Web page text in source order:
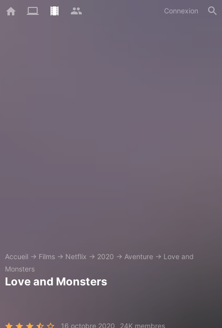
Connexion
Accueil → Films → Netflix → 2020 → Aventure → Love and
Monsters
Love and Monsters
16 octobre 2020 24K membres